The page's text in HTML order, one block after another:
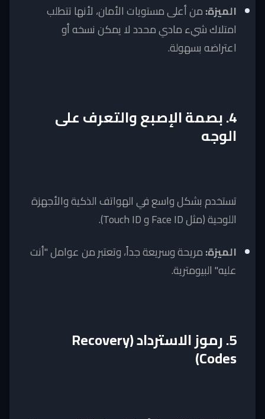
الميزة:من أعلى مستويات الأمان، لأنها تتطلب
امتلاك شيء مادي محدد لا يمكن نسخه أو
اعتراضه بسهولة.
4. بصمة الإصبع والتعرف على
الوجه
تستخدم بشكل واسع في الهواتف الذكية والأجهزة
اللوحية (مثل Face ID و Touch ID).
الميزة:مريحة وسريعة جداً، وتعتبر من عوامل "أنت
عليه" البيومترية.
5. رموز الاسترداد (Recovery
Codes)